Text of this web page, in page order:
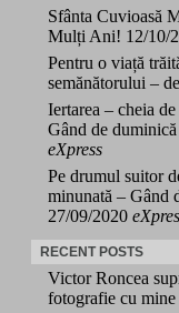
Sfânta Cuvioasă
Mulți Ani! 12/10/
Pentru o viață
semănătorului –
Iertarea – cheia
Gând de
eXpress
Pe drumul suitor
minunată – Gând
27/09/2020
RECENT POSTS
Victor Roncea
fotografie cu